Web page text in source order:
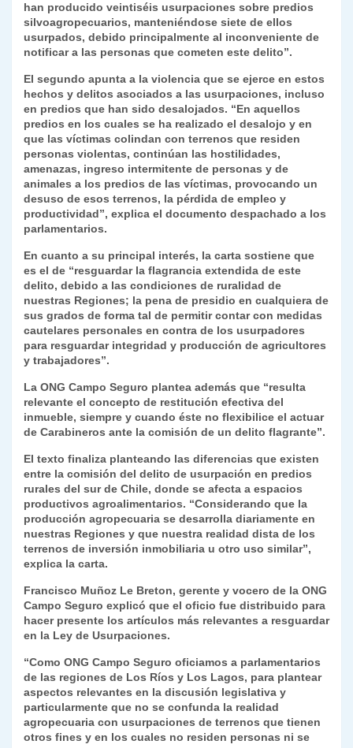
han producido veintiséis usurpaciones sobre predios
silvoagropecuarios, manteniéndose siete de ellos
usurpados, debido principalmente al inconveniente de
notificar a las personas que cometen este delito”.
El segundo apunta a la violencia que se ejerce en estos
hechos y delitos asociados a las usurpaciones, incluso
en predios que han sido desalojados. “En aquellos
predios en los cuales se ha realizado el desalojo y en
que las víctimas colindan con terrenos que residen
personas violentas, continúan las hostilidades,
amenazas, ingreso intermitente de personas y de
animales a los predios de las víctimas, provocando un
desuso de esos terrenos, la pérdida de empleo y
productividad”, explica el documento despachado a los
parlamentarios.
En cuanto a su principal interés, la carta sostiene que
es el de “resguardar la flagrancia extendida de este
delito, debido a las condiciones de ruralidad de
nuestras Regiones; la pena de presidio en cualquiera de
sus grados de forma tal de permitir contar con medidas
cautelares personales en contra de los usurpadores
para resguardar integridad y producción de agricultores
y trabajadores”.
La ONG Campo Seguro plantea además que “resulta
relevante el concepto de restitución efectiva del
inmueble, siempre y cuando éste no flexibilice el actuar
de Carabineros ante la comisión de un delito flagrante”.
El texto finaliza planteando las diferencias que existen
entre la comisión del delito de usurpación en predios
rurales del sur de Chile, donde se afecta a espacios
productivos agroalimentarios. “Considerando que la
producción agropecuaria se desarrolla diariamente en
nuestras Regiones y que nuestra realidad dista de los
terrenos de inversión inmobiliaria u otro uso similar”,
explica la carta.
Francisco Muñoz Le Breton, gerente y vocero de la ONG
Campo Seguro explicó que el oficio fue distribuido para
hacer presente los artículos más relevantes a resguardar
en la Ley de Usurpaciones.
“Como ONG Campo Seguro oficiamos a parlamentarios
de las regiones de Los Ríos y Los Lagos, para plantear
aspectos relevantes en la discusión legislativa y
particularmente que no se confunda la realidad
agropecuaria con usurpaciones de terrenos que tienen
otros fines y en los cuales no residen personas ni se